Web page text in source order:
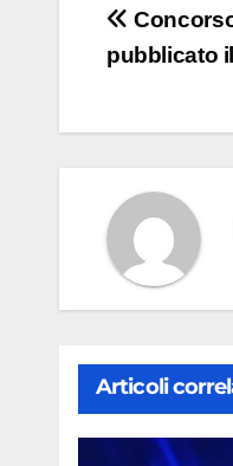
articoli
pubblicato
Articoli